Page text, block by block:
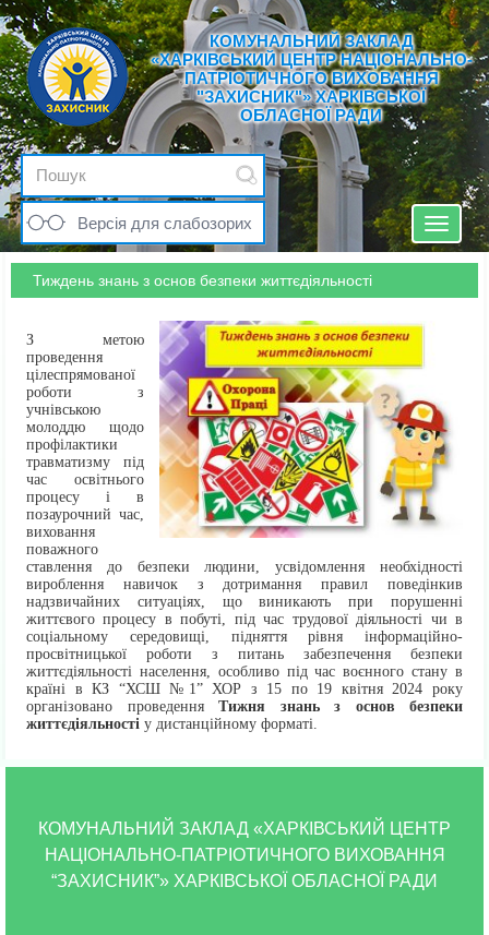
КОМУНАЛЬНИЙ ЗАКЛАД
«ХАРКІВСЬКИЙ ЦЕНТР НАЦІОНАЛЬНО-
ПАТРІОТИЧНОГО ВИХОВАННЯ
"ЗАХИСНИК"» ХАРКІВСЬКОЇ
ОБЛАСНОЇ РАДИ
Версія для слабозорих
Toggle
Тиждень знань з основ безпеки життєдіяльності
З метою
проведення
цілеспрямованої
роботи з
учнівською
молоддю щодо
профілактики
травматизму під
час освітнього
процесу і в
позаурочний час,
виховання
поважного
ставлення до безпеки людини, усвідомлення необхідності
вироблення навичок з дотримання правил поведінкив
надзвичайних ситуаціях, що виникають при порушенні
життєвого процесу в побуті, під час трудової діяльності чи в
соціальному середовищі, підняття рівня інформаційно-
просвітницької роботи з питань забезпечення безпеки
життєдіяльності населення, особливо під час воєнного стану в
країні в КЗ “ХСШ №1” ХОР з 15 по 19 квітня 2024 року
організовано проведення Тижня знань з основ безпеки
життєдіяльності у дистанційному форматі.
КОМУНАЛЬНИЙ ЗАКЛАД «ХАРКІВСЬКИЙ ЦЕНТР
НАЦІОНАЛЬНО-ПАТРІОТИЧНОГО ВИХОВАННЯ
“ЗАХИСНИК”» ХАРКІВСЬКОЇ ОБЛАСНОЇ РАДИ